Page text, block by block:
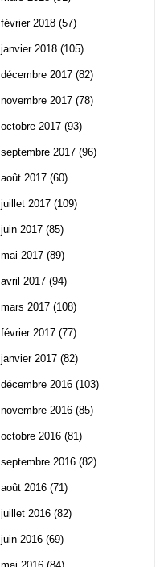
février 2018 (57)
janvier 2018 (105)
décembre 2017 (82)
novembre 2017 (78)
octobre 2017 (93)
septembre 2017 (96)
août 2017 (60)
juillet 2017 (109)
juin 2017 (85)
mai 2017 (89)
avril 2017 (94)
mars 2017 (108)
février 2017 (77)
janvier 2017 (82)
décembre 2016 (103)
novembre 2016 (85)
octobre 2016 (81)
septembre 2016 (82)
août 2016 (71)
juillet 2016 (82)
juin 2016 (69)